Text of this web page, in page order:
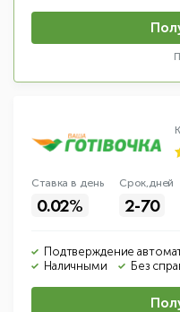
Ставка в день
0.02%
Срок,дней
2-70
Подтверждение
Наличными
Без